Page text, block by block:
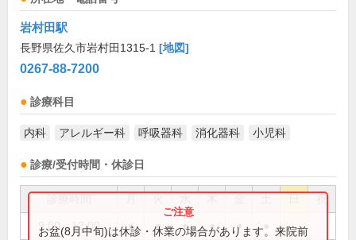
岩村田駅
長野県佐久市岩村田1315-1 [地図]
0267-88-7200
診療科目
内科 アレルギー科 呼吸器科 消化器科 小児科
診療/受付時間・休診日
祝
9:00～12:00 ● ● ● ● ●
お盆(8月中旬)は休診・休業の場合があります。来院前